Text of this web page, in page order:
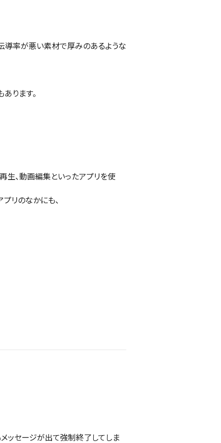
導率が悪い素材で厚みのあるような
ります。
生、動画編集といったアプリを使
リのなかにも、
メッセージが出て強制終了してしま